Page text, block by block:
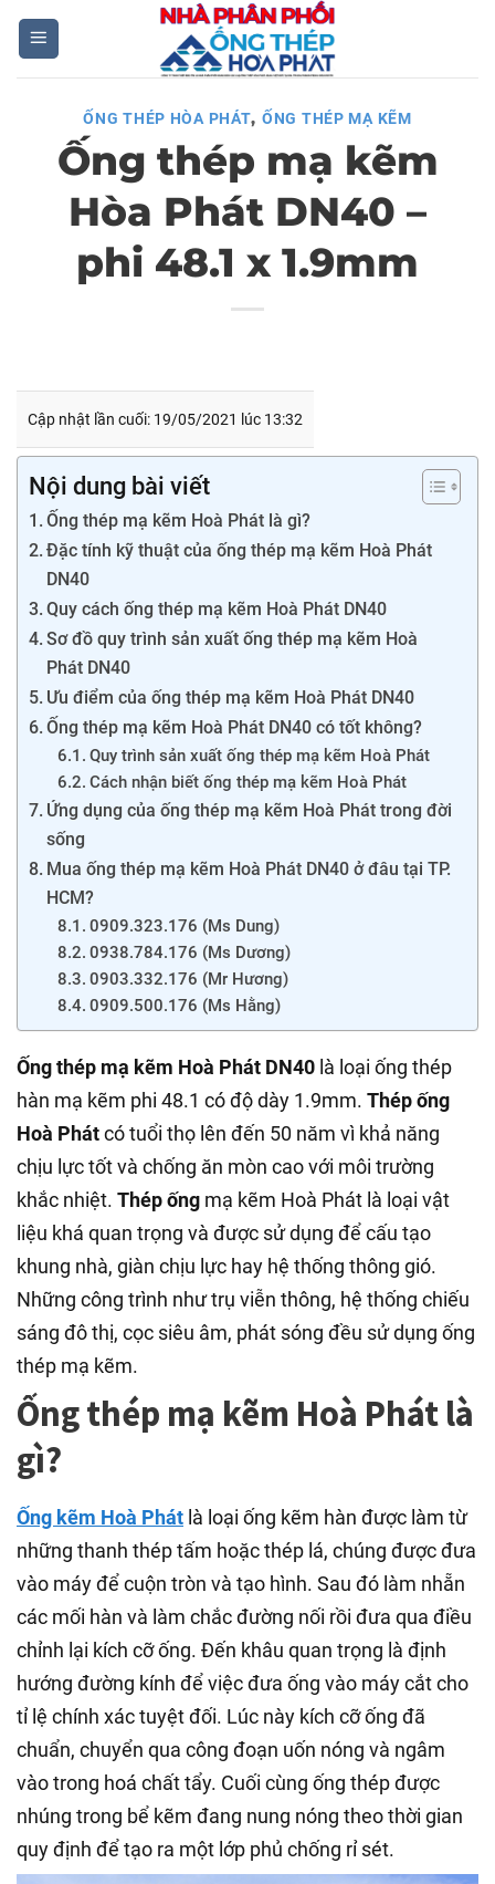
Skip
content
ỐNG THÉP HÒA PHÁT, ỐNG THÉP MẠ KẼM
Ống thép mạ kẽm
Hòa Phát DN40 –
phi 48.1 x 1.9mm
Cập nhật lần cuối: 19/05/2021 lúc 13:32
Nội dung bài viết
Ống thép mạ kẽm Hoà Phát là gì?
Đặc tính kỹ thuật của ống thép mạ kẽm Hoà Phát
DN40
Quy cách ống thép mạ kẽm Hoà Phát DN40
Sơ đồ quy trình sản xuất ống thép mạ kẽm Hoà
Phát DN40
Ưu điểm của ống thép mạ kẽm Hoà Phát DN40
Ống thép mạ kẽm Hoà Phát DN40 có tốt không?
Quy trình sản xuất ống thép mạ kẽm Hoà Phát
Cách nhận biết ống thép mạ kẽm Hoà Phát
Ứng dụng của ống thép mạ kẽm Hoà Phát trong đời
sống
Mua ống thép mạ kẽm Hoà Phát DN40 ở đâu tại TP.
HCM?
0909.323.176 (Ms Dung)
0938.784.176 (Ms Dương)
0903.332.176 (Mr Hương)
0909.500.176 (Ms Hằng)
Ống thép mạ kẽm Hoà Phát DN40 là loại ống thép
hàn mạ kẽm phi 48.1 có độ dày 1.9mm. Thép ống
Hoà Phátcó tuổi thọ lên đến 50 năm vì khả năng
chịu lực tốt và chống ăn mòn cao với môi trường
khắc nhiệt. Thép ống mạ kẽm Hoà Phát là loại vật
liệu khá quan trọng và được sử dụng để cấu tạo
khung nhà, giàn chịu lực hay hệ thống thông gió.
Những công trình như trụ viễn thông, hệ thống chiếu
sáng đô thị, cọc siêu âm, phát sóng đều sử dụng ống
thép mạ kẽm.
Ống thép mạ kẽm Hoà Phát là
gì?
Ống kẽm Hoà Phát là loại ống kẽm hàn được làm từ
những thanh thép tấm hoặc thép lá, chúng được đưa
vào máy để cuộn tròn và tạo hình. Sau đó làm nhẵn
các mối hàn và làm chắc đường nối rồi đưa qua điều
chỉnh lại kích cỡ ống. Đến khâu quan trọng là định
hướng đường kính để việc đưa ống vào máy cắt cho
tỉ lệ chính xác tuyệt đối. Lúc này kích cỡ ống đã
chuẩn, chuyển qua công đoạn uốn nóng và ngâm
vào trong hoá chất tẩy. Cuối cùng ống thép được
nhúng trong bể kẽm đang nung nóng theo thời gian
quy định để tạo ra một lớp phủ chống rỉ sét.